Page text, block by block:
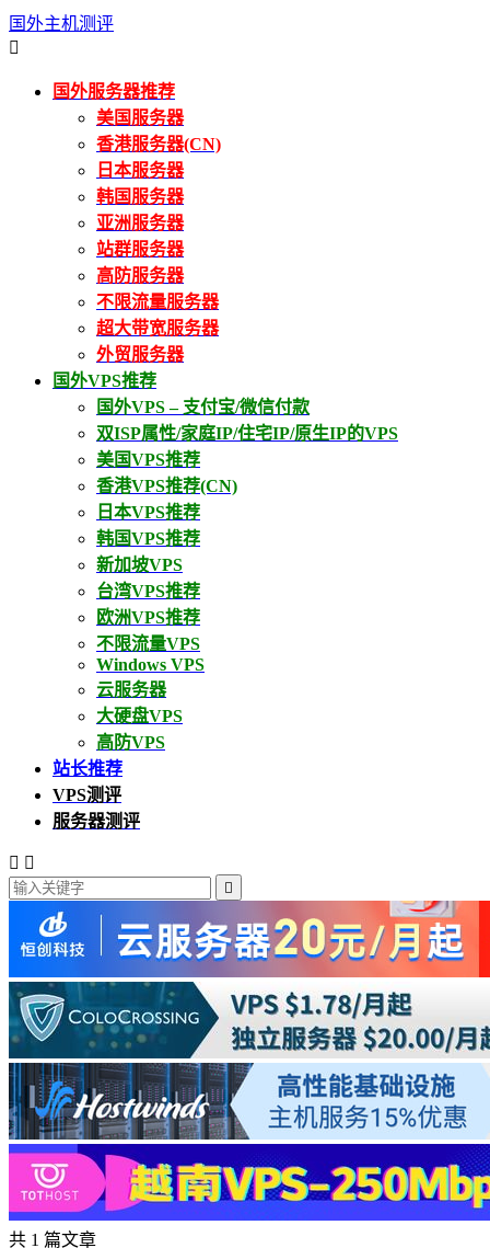
国外主机测评

国外服务器推荐
美国服务器
香港服务器(CN)
日本服务器
韩国服务器
亚洲服务器
站群服务器
高防服务器
不限流量服务器
超大带宽服务器
外贸服务器
国外VPS推荐
国外VPS – 支付宝/微信付款
双ISP属性/家庭IP/住宅IP/原生IP的VPS
美国VPS推荐
香港VPS推荐(CN)
日本VPS推荐
韩国VPS推荐
新加坡VPS
台湾VPS推荐
欧洲VPS推荐
不限流量VPS
Windows VPS
云服务器
大硬盘VPS
高防VPS
站长推荐
VPS测评
服务器测评
 

共 1 篇文章